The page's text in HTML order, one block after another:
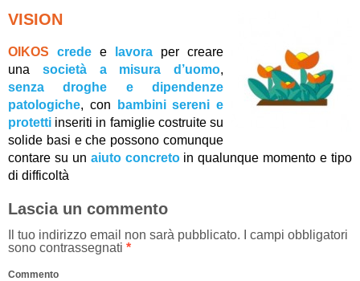
VISION
OIKOS crede e lavora
per creare
una società a misura d’uomo,
senza droghe e dipendenze
patologiche, con
bambini sereni e
protetti inseriti in famiglie costruite su
solide basi e che possono comunque
contare su un aiuto concretoin qualunque momento e tipo
di difficoltà
Lascia un commento
Il tuo indirizzo email non sarà pubblicato. I campi obbligatori
sono contrassegnati *
Commento